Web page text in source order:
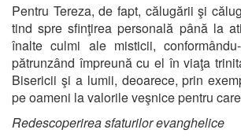
Pentru Tereza, de fapt, călugării şi
tind spre sfinţirea personală până la
înalte culmi ale misticii,
pătrunzând împreună cu el în viaţa
Bisericii şi a lumii, deoarece, prin
pe oameni la valorile veşnice pentru
Redescoperirea sfaturilor evanghelice